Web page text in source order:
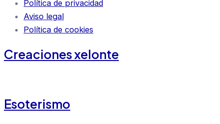
Política de privacidad
Aviso legal
Política de cookies
Creaciones xelonte
Esoterismo